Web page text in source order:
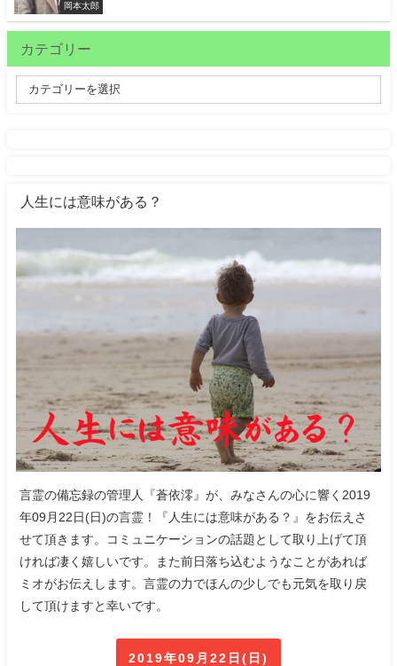
岡本太郎
カテゴリー
人生には意味がある？
言霊の備忘録の管理人『蒼依澪』が、みなさんの心に響く2019
年09月22日(日)の言霊！『人生には意味がある？』をお伝えさ
せて頂きます。コミュニケーションの話題として取り上げて頂
ければ凄く嬉しいです。また前日落ち込むようなことがあれば
ミオがお伝えします。言霊の力でほんの少しでも元気を取り戻
して頂けますと幸いです。
2019年09月22日(日)